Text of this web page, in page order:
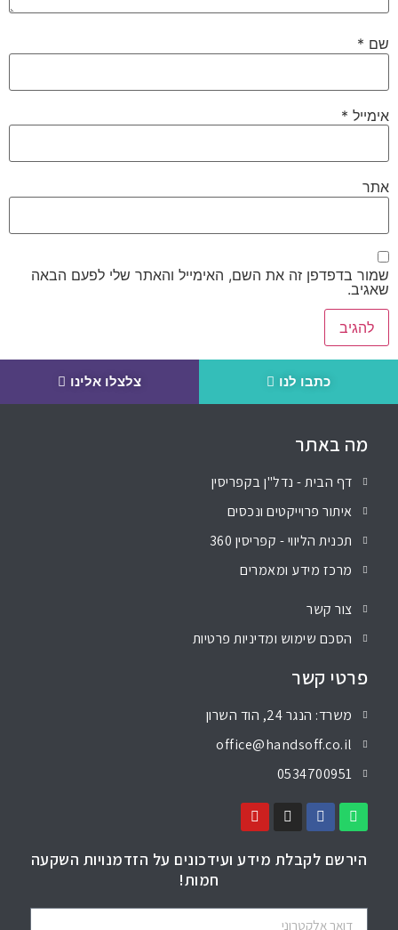
שם *
אימייל *
אתר
שמור בדפדפן זה את השם, האימייל והאתר שלי לפעם הבאה
שאגיב.
כתבו לנו צלצלו אלינו
מה באתר
דף הבית - נדל"ן בקפריסין
איתור פרוייקטים ונכסים
תכנית הליווי - קפריסין 360
מרכז מידע ומאמרים
צור קשר
הסכם שימוש ומדיניות פרטיות
פרטי קשר
משרד: הנגר 24, הוד השרון
office@handsoff.co.il
0534700951
הירשם לקבלת מידע ועידכונים על הזדמנויות השקעה
חמות!